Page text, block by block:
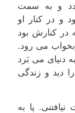
و به سمت
کنار او
کنارش بود
می رود.
می بَرد
دید و زندگی
پا به